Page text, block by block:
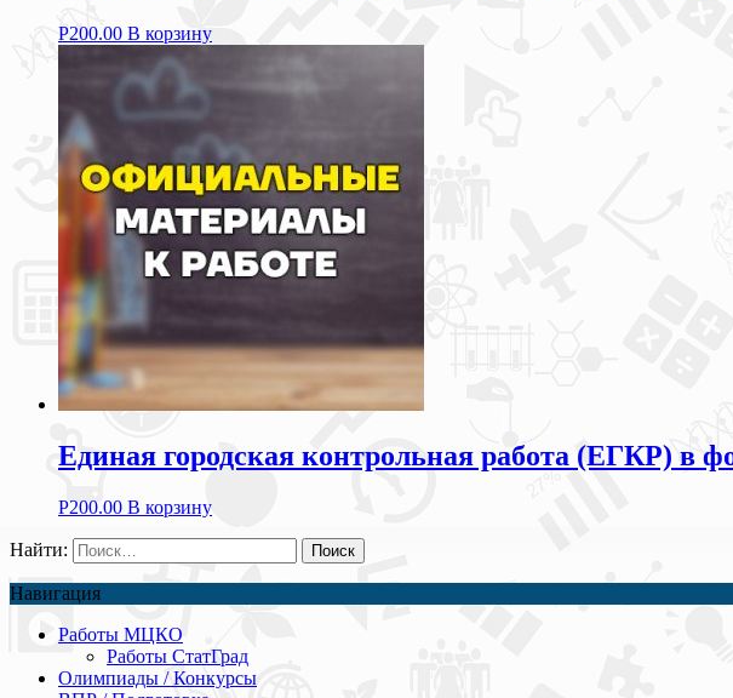
Р200.00 В корзину
Единая городская контрольная работа (ЕГКР) в
Р200.00 В корзину
Найти:
Навигация
Работы МЦКО
Работы СтатГрад
Олимпиады / Конкурсы